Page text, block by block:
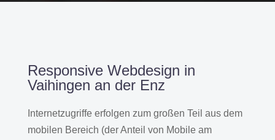
Responsive Webdesign in
Vaihingen an der Enz
Internetzugriffe erfolgen zum großen Teil aus dem
mobilen Bereich (der Anteil von Mobile am